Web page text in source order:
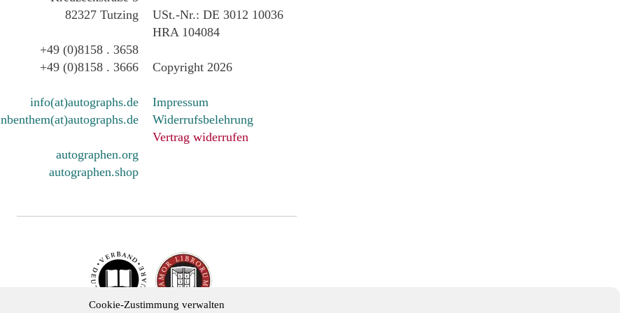
Cookie-Zustimmung verwalten
82327 Tutzing
+49 (0)8158 . 3658
+49 (0)8158 . 3666
info(at)autographs.de
autographen.org
autographen.shop
USt.-Nr.: DE 3012 10036
HRA 104084
Copyright 2026
Impressum
Widerrufsbelehrung
Vertrag widerrufen